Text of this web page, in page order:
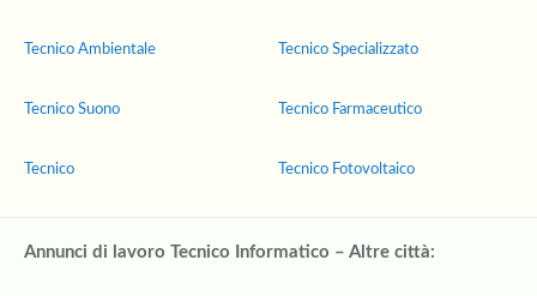
Tecnico Ambientale
Tecnico Suono
Tecnico
Tecnico Specializzato
Tecnico Farmaceutico
Tecnico Fotovoltaico
Annunci di lavoro Tecnico Informatico – Altre città: